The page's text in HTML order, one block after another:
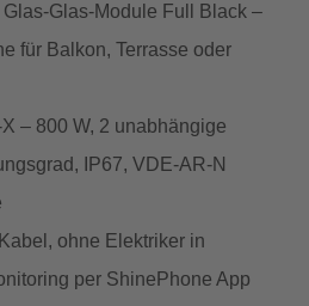
Glas-Module Full Black –
für Balkon, Terrasse oder
– 800 W, 2 unabhängige
IP67, VDE-AR-N
ohne Elektriker in
per ShinePhone App